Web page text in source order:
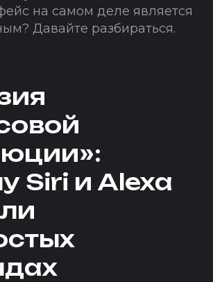
на самом деле является
Давайте разбираться.
Siri и Alexa